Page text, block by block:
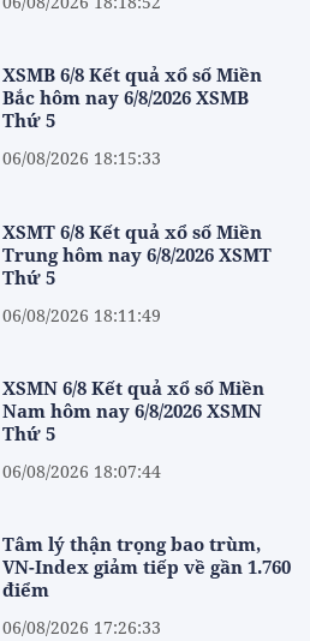
XSMB 6/8 Kết quả xổ số Miền
Bắc hôm nay 6/8/2026 XSMB
Thứ 5
06/08/2026 18:15:33
XSMT 6/8 Kết quả xổ số Miền
Trung hôm nay 6/8/2026 XSMT
Thứ 5
06/08/2026 18:11:49
XSMN 6/8 Kết quả xổ số Miền
Nam hôm nay 6/8/2026 XSMN
Thứ 5
06/08/2026 18:07:44
Tâm lý thận trọng bao trùm,
VN-Index giảm tiếp về gần 1.760
điểm
06/08/2026 17:26:33